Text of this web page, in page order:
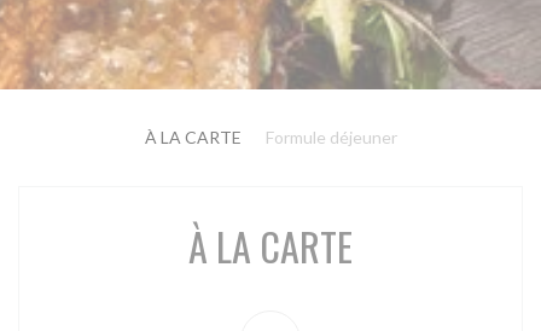
À LA CARTE Formule déjeuner
À LA CARTE